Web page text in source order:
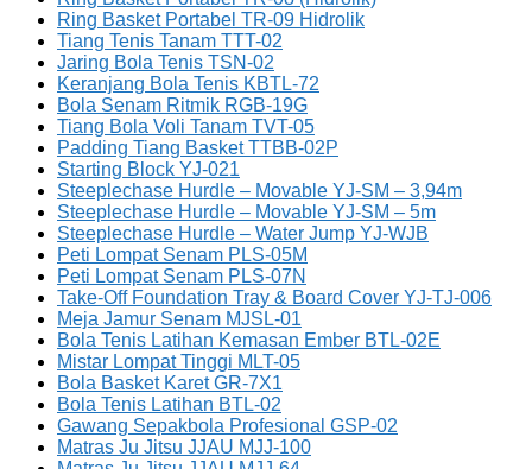
Ring Basket Portabel TR-09 Hidrolik
Tiang Tenis Tanam TTT-02
Jaring Bola Tenis TSN-02
Keranjang Bola Tenis KBTL-72
Bola Senam Ritmik RGB-19G
Tiang Bola Voli Tanam TVT-05
Padding Tiang Basket TTBB-02P
Starting Block YJ-021
Steeplechase Hurdle – Movable YJ-SM – 3,94m
Steeplechase Hurdle – Movable YJ-SM – 5m
Steeplechase Hurdle – Water Jump YJ-WJB
Peti Lompat Senam PLS-05M
Peti Lompat Senam PLS-07N
Take-Off Foundation Tray & Board Cover YJ-TJ-006
Meja Jamur Senam MJSL-01
Bola Tenis Latihan Kemasan Ember BTL-02E
Mistar Lompat Tinggi MLT-05
Bola Basket Karet GR-7X1
Bola Tenis Latihan BTL-02
Gawang Sepakbola Profesional GSP-02
Matras Ju Jitsu JJAU MJJ-100